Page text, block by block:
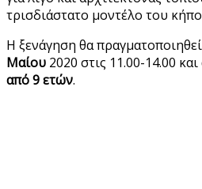
τρισδιάστατο μοντέλο του
Η ξενάγηση θα
Μαίου 2020 στις 11.00-14.00
από 9 ετών.